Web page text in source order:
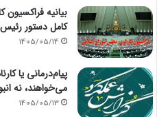
بیانیه
کامل دستور
1405/05/14
پیام‌درمانی یا
می‌خواهند، نه
1405/05/13